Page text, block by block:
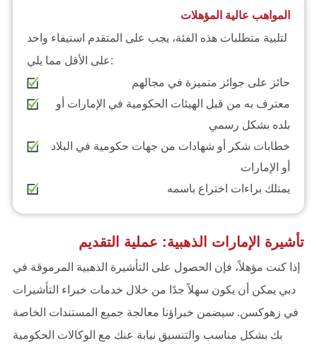
المواهب عالية المؤهلات
لتلبية متطلبات هذه الفئة، يجب على المتقدم استيفاء واحد
على الأقل مما يلي:
حائز على جوائز متميزة في مجالهم
معترف به من قبل الهيئات الحكومية في الإمارات أو
بلده بشكل رسمي
خطابات شكر أو شهادات من جهات حكومية في البلاد
أو الإمارات
يمتلك براءات اختراع باسمه
تأشيرة الإمارات الذهبية: عملية التقديم
إذا كنت مؤهلاً، فإن الحصول على التأشيرة الذهبية المرموقة في
دبي يمكن أن يكون سهلاً جدًا من خلال خدمات خبراء التأشيرات
في زهوكسن. سيضمن خبراؤنا معالجة جميع المستندات الخاصة
بك بشكل مناسب والتنسيق نيابة عنك مع الوكالات الحكومية